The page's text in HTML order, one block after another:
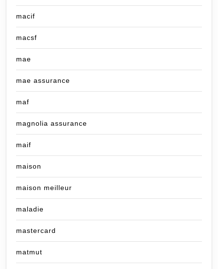
macif
macsf
mae
mae assurance
maf
magnolia assurance
maif
maison
maison meilleur
maladie
mastercard
matmut